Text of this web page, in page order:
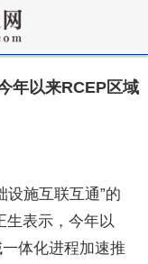
年以来RCEP区域
设施互联互通”的
生表示，今年以
体化进程加速推